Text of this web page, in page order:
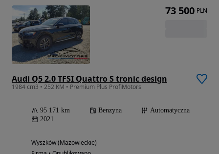
Audi Q5 2.0 TFSI Quattro S tronic design
1984 cm3 • 252 KM • Premium Plus ProfiMotors
95 171 km Benzyna
Automatyczna
2021
Wyszków (Mazowieckie)
73 500 PLN